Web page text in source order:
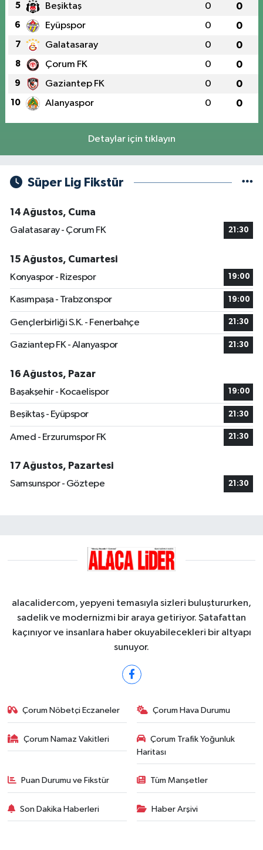
5 Beşiktaş 0 0
6 Eyüpspor 0 0
7 Galatasaray 0 0
8 Çorum FK 0 0
9 Gaziantep FK 0 0
10 Alanyaspor 0 0
Detaylar için tıklayın
Süper Lig Fikstür
14 Ağustos, Cuma
Galatasaray - Çorum FK
21:30
15 Ağustos, Cumartesi
Konyaspor - Rizespor
19:00
Kasımpaşa - Trabzonspor 19:00
Gençlerbirliği S.K. - Fenerbahçe 21:30
Gaziantep FK - Alanyaspor 21:30
16 Ağustos, Pazar
Başakşehir - Kocaelispor
19:00
Beşiktaş - Eyüpspor 21:30
Amed - Erzurumspor FK 21:30
17 Ağustos, Pazartesi
Samsunspor - Göztepe
21:30
alacalidercom, yepyeni temasıyla sizleri buluştururken,
sadelik ve modernizmi bir araya getiriyor. Şatafattan
kaçınıyor ve insanlara haber okuyabilecekleri bir altyapı
sunuyor.
Çorum Nöbetçi Eczaneler Çorum Hava Durumu
Çorum Namaz Vakitleri
Çorum Trafik Yoğunluk
Haritası
Puan Durumu ve Fikstür Tüm Manşetler
Son Dakika Haberleri Haber Arşivi